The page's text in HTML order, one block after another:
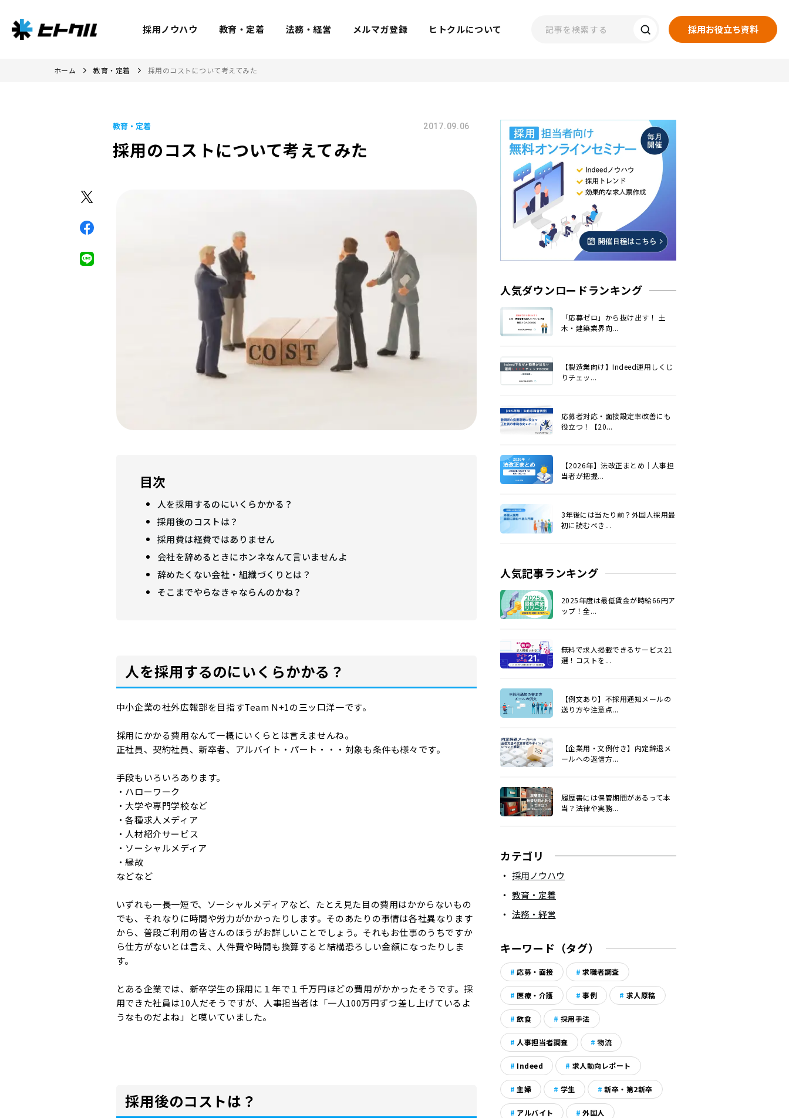
採用ノウハウ 教育・定着 法務・経営 メルマガ登録 ヒトクルについて 採用お役立ち資料
ホーム 教育・定着 採用のコストについて考えてみた
教育・定着 2017.09.06
採用のコストについて考えてみた
目次
人を採用するのにいくらかかる？
採用後のコストは？
採用費は経費ではありません
会社を辞めるときにホンネなんて言いませんよ
辞めたくない会社・組織づくりとは？
そこまでやらなきゃならんのかね？
人を採用するのにいくらかかる？
中小企業の社外広報部を目指すTeam N+1の三ッ口洋一です。
採用にかかる費用なんて一概にいくらとは言えませんね。
正社員、契約社員、新卒者、アルバイト・パート・・・対象も条件も様々です。
手段もいろいろあります。
・ハローワーク
・大学や専門学校など
・各種求人メディア
・人材紹介サービス
・ソーシャルメディア
・縁故
などなど
いずれも一長一短で、ソーシャルメディアなど、たとえ見た目の費用はかからないもの
でも、それなりに時間や労力がかかったりします。そのあたりの事情は各社異なります
から、普段ご利用の皆さんのほうがお詳しいことでしょう。それもお仕事のうちですか
ら仕方がないとは言え、人件費や時間も換算すると結構恐ろしい金額になったりしま
す。
とある企業では、新卒学生の採用に１年で１千万円ほどの費用がかかったそうです。採
用できた社員は10人だそうですが、人事担当者は「一人100万円ずつ差し上げているよ
うなものだよね」と嘆いていました。
採用後のコストは？
人気ダウンロードランキング
「応募ゼロ」から抜け出す！ 土
木・建築業界向...
【製造業向け】Indeed運用しくじ
りチェッ...
応募者対応・面接設定率改善にも
役立つ！【20...
【2026年】法改正まとめ｜人事担
当者が把握...
3年後には当たり前？外国人採用最
初に読むべき...
人気記事ランキング
2025年度は最低賃金が時給66円ア
ップ！全...
無料で求人掲載できるサービス21
選！コストを...
【例文あり】不採用通知メールの
送り方や注意点...
【企業用・文例付き】内定辞退メ
ールへの返信方...
履歴書には保管期間があるって本
当？法律や実務...
カテゴリ
採用ノウハウ
教育・定着
法務・経営
キーワード（タグ）
応募・面接 求職者調査
医療・介護 事例 求人原稿
飲食 採用手法
人事担当者調査 物流
Indeed 求人動向レポート
主婦 学生 新卒・第2新卒
アルバイト 外国人